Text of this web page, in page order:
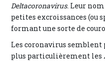
Deltacoronavirus. Leur
petites excroissances (ou
formant une sorte de
Les coronavirus semblent
plus particulièrement les